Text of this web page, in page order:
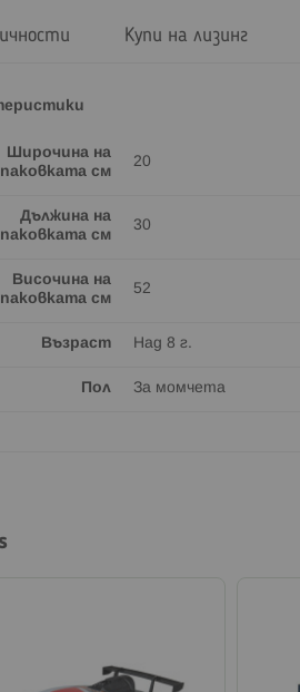
Широчина на
см
20
Дължина на
см
30
Височина на
см
52
Възраст Над 8 г.
Пол За момчета
Купи на лизинг